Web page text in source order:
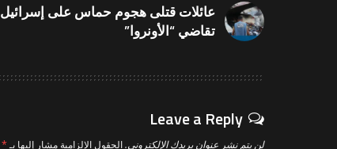
عائلات قتلى هجوم حماس على إسرائيل
تقاضي “الأونروا”
Leave a Reply
لن يتم نشر عنوان بريدك الإلكتروني.الحقول الإلزامية مشار إليها بـ*